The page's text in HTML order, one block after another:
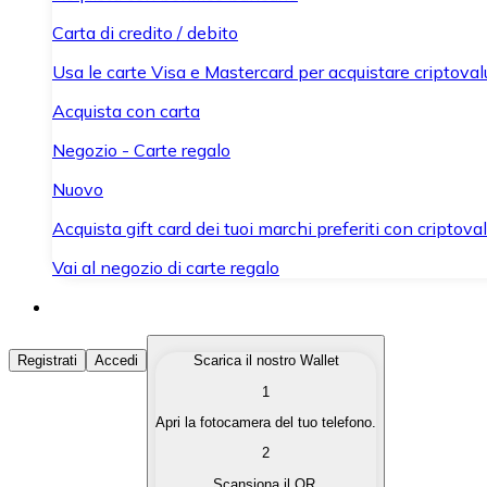
Carta di credito / debito
Usa le carte Visa e Mastercard per acquistare
Acquista con carta
Negozio - Carte regalo
Nuovo
Acquista gift card dei tuoi marchi preferiti con
Vai al negozio di carte regalo
Acquista Criptovalute
Acquista le criptovalute che ti interessano in modo
Converti le tue criptovalute in valuta fiat quando ne hai
Registrati Accedi
Scarica il nostro Wallet
1
Apri la fotocamera del tuo telefono.
2